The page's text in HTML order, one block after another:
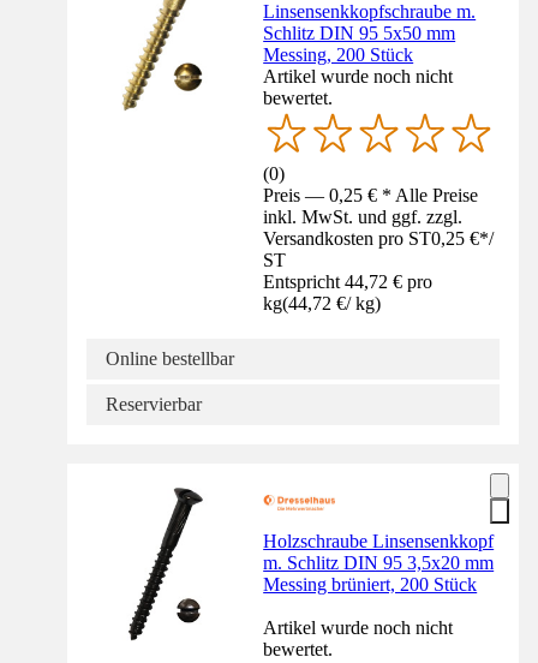
Linsensenkkopfschraube m.
Schlitz DIN 95 5x50 mm
Messing, 200 Stück
Artikel wurde noch nicht
bewertet.
(0)
Preis — 0,25 € * Alle Preise
inkl. MwSt. und ggf. zzgl.
Versandkosten pro ST0,25 €*/
ST
Entspricht 44,72 € pro
kg(44,72 €/ kg)
Online bestellbar
Reservierbar
Holzschraube Linsensenkkopf
m. Schlitz DIN 95 3,5x20 mm
Messing brüniert, 200 Stück
Artikel wurde noch nicht
bewertet.